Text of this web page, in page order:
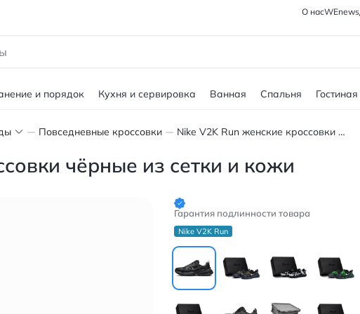
О насWEnews
и порядок Кухня и сервировка Ванная Спальня Гостиная
Повседневные кроссовки Nike V2K Run женские кроссовки чёрные из сетки и кожи
чёрные из сетки и кожи
Гарантия подлинности товара
Nike V2K Run